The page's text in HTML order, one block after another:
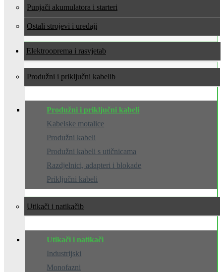
Punjači akumulatora i starteri
Ostali strojevi i uređaji
Elektrooprema i rasvjeta
Produžni i priključni kabeli
Produžni i priključni kabeli
Kabelske motalice
Produžni kabeli
Produžni kabeli s utičnicama
Razdjelnici, adapteri i blokade
Priključni kabeli
Utikači i natikači
Utikači i natikači
Industrijski
Monofazni